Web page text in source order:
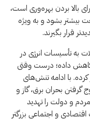
بالا بردن بهره‌وری است،
بشود و به ویژه
قرار بگیرند.
به تأسیسات انرژی در
داده؛ درست وقتی
با ادامه تنش‌های
گرفتن بحران برق، گاز و
و دولت را تهدید
و اجتماعی بزرگتر